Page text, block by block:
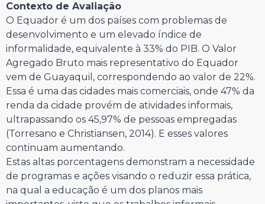
Contexto de Avaliação
O Equador é um dos países com problemas de
desenvolvimento e um elevado índice de
informalidade, equivalente à 33% do PIB. O Valor
Agregado Bruto mais representativo do Equador
vem de Guayaquil, correspondendo ao valor de 22%.
Essa é uma das cidades mais comerciais, onde 47% da
renda da cidade provém de atividades informais,
ultrapassando os 45,97% de pessoas empregadas
(Torresano e Christiansen, 2014). E esses valores
continuam aumentando.
Estas altas porcentagens demonstram a necessidade
de programas e ações visando o reduzir essa prática,
na qual a educação é um dos planos mais